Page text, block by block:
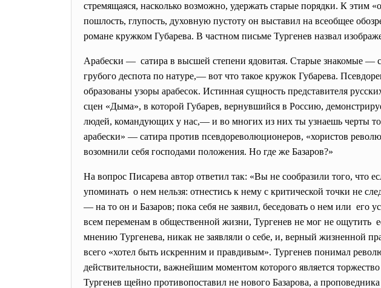
стремящаяся, насколько возможно, удержать старые порядки. К
пошлость, глупость, духовную пустоту он выставил на всеобщее
романе кружком Губарева. В частном письме Тургенев назвал
Арабески — сатира в высшей степени ядовитая. Старые знакомые
грубого деспота по натуре,— вот что такое кружок Губарева.
образованы узоры арабесок. Истинная сущность представителя
сцен «Дыма», в которой Губарев, вернувшийся в Россию,
людей, командующих у нас,— и во многих из них ты узнаешь черты
арабески» — сатира против псевдореволюционеров, «хористов
возомнили себя господами положения. Но где же Базаров?»
На вопрос Писарева автор ответил так: «Вы не сообразили того,
упоминать о нем нельзя: отнестись к нему с критической точки не
— на то он и Базаров; пока себя не заявил, беседовать о нем или
всем переменам в общественной жизни, Тургенев не мог не ощутить
мнению Тургенева, никак не заявляли о себе, и, верный жизненной
всего «хотел быть искренним и правдивым». Тургенев понимал
действительности, важнейшим моментом которого является
Тургенев щейно противопоставил не нового Базарова, а